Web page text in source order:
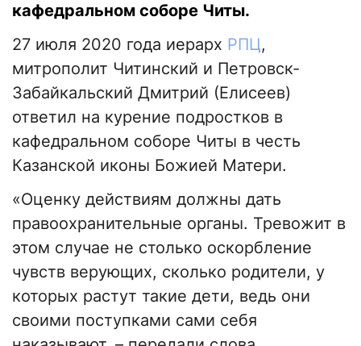
кафедральном соборе Читы.
27 июля 2020 года иерарх РПЦ,
митрополит Читинский и Петровск-
Забайкальский Дмитрий (Елисеев)
ответил на курение подростков в
кафедральном соборе Читы в честь
Казанской иконы Божией Матери.
«Оценку действиям должны дать
правоохранительные органы. Тревожит в
этом случае не столько оскорбление
чувств верующих, сколько родители, у
которых растут такие дети, ведь они
своими поступками сами себя